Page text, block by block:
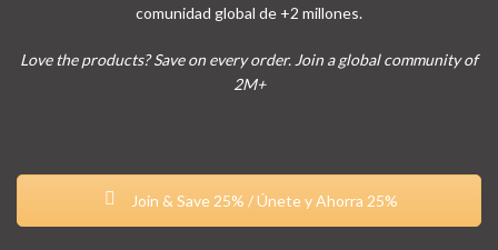
comunidad global de +2 millones.
Love the products? Save on every order. Join a global community of
2M+
Join & Save 25% / Únete y Ahorra 25%